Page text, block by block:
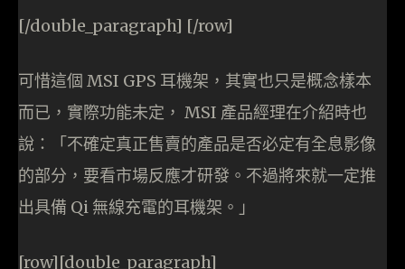
[/double_paragraph] [/row]
可惜這個 MSI GPS 耳機架，其實也只是概念樣本
而已，實際功能未定， MSI 產品經理在介紹時也
說：「不確定真正售賣的產品是否必定有全息影像
的部分，要看市場反應才研發。不過將來就一定推
出具備 Qi 無線充電的耳機架。」
[row][double_paragraph]